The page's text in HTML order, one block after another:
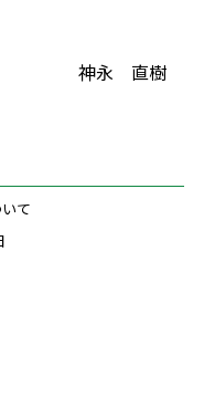
神永 直樹
て
お気軽にお問合せく
たします。